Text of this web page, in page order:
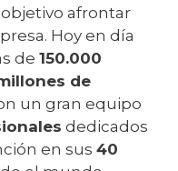
afrontar
Hoy en día
de 150.000
de
un gran equipo
dedicados
en sus 40